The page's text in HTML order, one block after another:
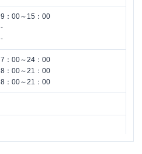
9：00～15：00
-
-
7：00～24：00
8：00～21：00
8：00～21：00